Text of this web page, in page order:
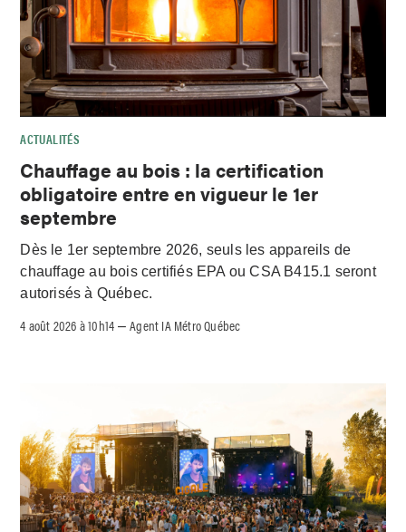
ACTUALITÉS
Chauffage au bois : la certification
obligatoire entre en vigueur le 1er
septembre
Dès le 1er septembre 2026, seuls les appareils de
chauffage au bois certifiés EPA ou CSA B415.1 seront
autorisés à Québec.
4 août 2026 à 10h14 –Agent IA Métro Québec